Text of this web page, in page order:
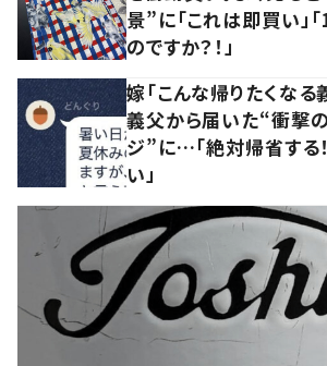
景”に「これは即買い」
のですか？！」
嫁「こんな帰りたくなる
義父から届いた“衝撃
ジ”に…「絶対帰省する
い」